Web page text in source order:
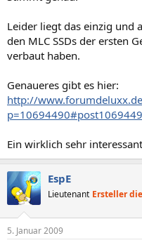
Leider liegt das einzig und
den MLC SSDs der ersten
verbaut haben.
Genaueres gibt es hier:
http://
Ein wirklich sehr
EspE
Lieutenant Ersteller
5. Januar 2009